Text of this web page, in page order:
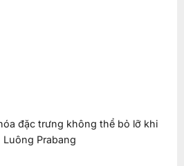
đặc trưng không thể bỏ lỡ khi
Luông Prabang